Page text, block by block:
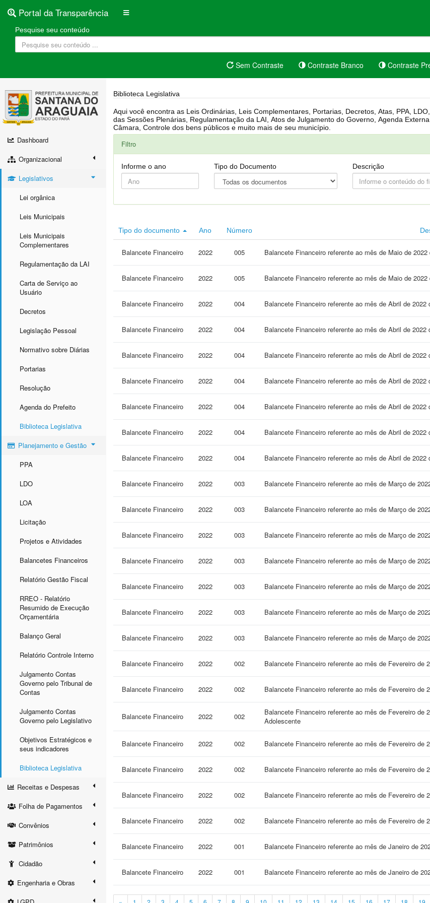
Portal da Transparência
Pesquise seu conteúdo
Sem Contraste Contraste Branco Contraste
Dashboard
Organizacional
Legislativos
Lei orgânica
Leis Municipais
Leis Municipais
Complementares
Regulamentação da LAI
Carta de Serviço ao
Usuário
Decretos
Legislação Pessoal
Normativo sobre Diárias
Portarias
Resolução
Agenda do Prefeito
Biblioteca Legislativa
Planejamento e Gestão
PPA
LDO
LOA
Licitação
Projetos e Atividades
Balancetes Financeiros
Relatório Gestão Fiscal
RREO - Relatório
Resumido de Execução
Orçamentária
Balanço Geral
Relatório Controle Interno
Julgamento Contas
Governo pelo Tribunal de
Contas
Julgamento Contas
Governo pelo Legislativo
Objetivos Estratégicos e
seus indicadores
Biblioteca Legislativa
Receitas e Despesas
Folha de Pagamentos
Convênios
Patrimônios
Cidadão
Engenharia e Obras
Biblioteca Legislativa
Aqui você encontra as Leis Ordinárias, Leis Complementares, Portarias, Decretos, Atas, PPA, LDO, LOA, RREO, Resoluções, RGF, Lei Orgânica, Regimento Interno, Pauta
das Sessões Plenárias, Regulamentação da LAI, Atos de Julgamento do Governo, Agenda Externa do presidente, Relatório do Controle Interno, Projetos em tramitação na
Câmara, Controle dos bens públicos e muito mais de seu município.
Filtro
Informe o ano Tipo do Documento Descrição
Tipo do documento Ano Número
Balancete Financeiro 2022 005 Balancete Financeiro referente ao mês de Maio de
Balancete Financeiro 2022 005 Balancete Financeiro referente ao mês de Maio de
Balancete Financeiro 2022 004 Balancete Financeiro referente ao mês de Abril de
Balancete Financeiro 2022 004 Balancete Financeiro referente ao mês de Abril de 2022
Balancete Financeiro 2022 004 Balancete Financeiro referente ao mês de Abril de
Balancete Financeiro 2022 004 Balancete Financeiro referente ao mês de Abril de
Balancete Financeiro 2022 004 Balancete Financeiro referente ao mês de Abril de
Balancete Financeiro 2022 004 Balancete Financeiro referente ao mês de Abril de
Balancete Financeiro 2022 004 Balancete Financeiro referente ao mês de Abril de
Balancete Financeiro 2022 003 Balancete Financeiro referente ao mês de Março de
Balancete Financeiro 2022 003 Balancete Financeiro referente ao mês de Março de
Balancete Financeiro 2022 003 Balancete Financeiro referente ao mês de Março de
Balancete Financeiro 2022 003 Balancete Financeiro referente ao mês de Março de
Balancete Financeiro 2022 003 Balancete Financeiro referente ao mês de Março de
Balancete Financeiro 2022 003 Balancete Financeiro referente ao mês de Março de
Balancete Financeiro 2022 003 Balancete Financeiro referente ao mês de Março de
Balancete Financeiro 2022 002 Balancete Financeiro referente ao mês de Fevereiro de
Balancete Financeiro 2022 002 Balancete Financeiro referente ao mês de Fevereiro
Balancete Financeiro 2022 002
Balancete Financeiro referente ao mês de Fevereiro de
Adolescente
Balancete Financeiro 2022 002 Balancete Financeiro referente ao mês de Fevereiro de
Balancete Financeiro 2022 002 Balancete Financeiro referente ao mês de Fevereiro de
Balancete Financeiro 2022 002 Balancete Financeiro referente ao mês de Fevereiro de
Balancete Financeiro 2022 002 Balancete Financeiro referente ao mês de Fevereiro de
Balancete Financeiro 2022 001 Balancete Financeiro referente ao mês de Janeiro de
Balancete Financeiro 2022 001 Balancete Financeiro referente ao mês de Janeiro de